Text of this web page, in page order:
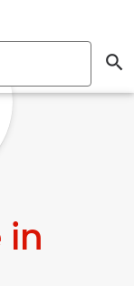
search
in